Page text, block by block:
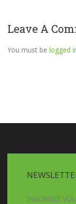
Leave A
You must be logged
INSCRIVEZ